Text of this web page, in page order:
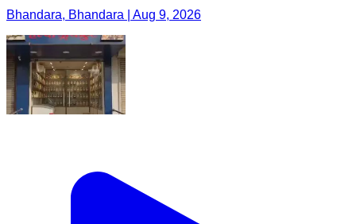
Bhandara, Bhandara | Aug 9, 2026